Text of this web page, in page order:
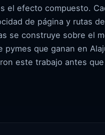
el efecto compuesto.
de página y rutas de
se construye sobre el
pymes que ganan en
este trabajo antes